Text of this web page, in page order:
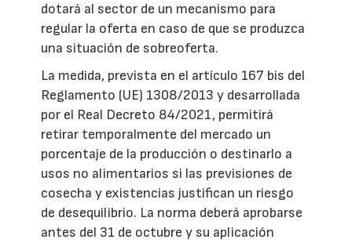
dotará al sector de un mecanismo para
regular la oferta en caso de que se produzca
una situación de sobreoferta.
La medida, prevista en el artículo 167 bis del
Reglamento (UE) 1308/2013 y desarrollada
por el Real Decreto 84/2021, permitirá
retirar temporalmente del mercado un
porcentaje de la producción o destinarlo a
usos no alimentarios si las previsiones de
cosecha y existencias justifican un riesgo
de desequilibrio. La norma deberá aprobarse
antes del 31 de octubre y su aplicación